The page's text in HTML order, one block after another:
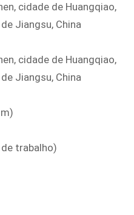
cidade de Huangqiao,
Jiangsu, China
cidade de Huangqiao,
Jiangsu, China
trabalho)